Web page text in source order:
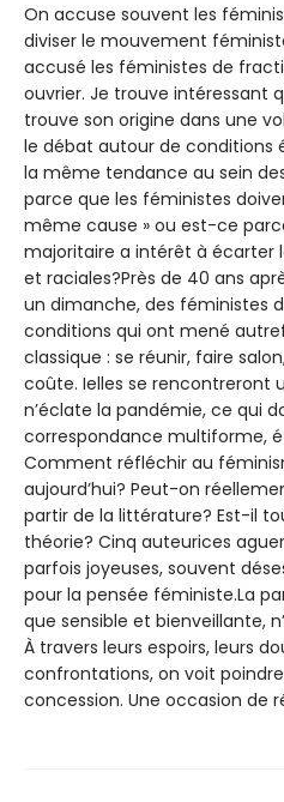
On accuse souvent les
diviser le mouvement
accusé les féministes de
ouvrier. Je trouve intéressant
trouve son origine dans une
le débat autour de conditions
la même tendance au sein
parce que les féministes
même cause » ou est-ce
majoritaire a intérêt à écarter
et raciales?Près de 40 ans
un dimanche, des féministes
conditions qui ont mené
classique : se réunir, faire
coûte. Ielles se rencontreront
n’éclate la pandémie, ce qui
correspondance multiforme,
Comment réfléchir au
aujourd’hui? Peut-on
partir de la littérature? Est-il
théorie? Cinq auteurices
parfois joyeuses, souvent
pour la pensée féministe.La
que sensible et bienveillante,
À travers leurs espoirs, leurs
confrontations, on voit
concession. Une occasion de